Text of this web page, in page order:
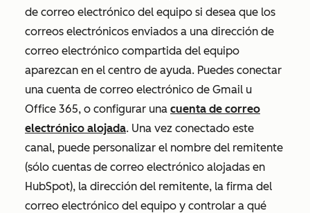
de correo electrónico del equipo si desea que los
correos electrónicos enviados a una dirección de
correo electrónico compartida del equipo
aparezcan en el centro de ayuda. Puedes conectar
una cuenta de correo electrónico de Gmail u
Office 365, o configurar una cuenta de correo
electrónico alojada. Una vez conectado este
canal, puede personalizar el nombre del remitente
(sólo cuentas de correo electrónico alojadas en
HubSpot), la dirección del remitente, la firma del
correo electrónico del equipo y controlar a qué